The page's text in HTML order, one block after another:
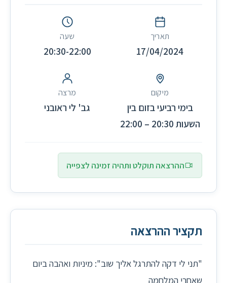
תאריך
17/04/2024
שעה
20:30-22:00
מיקום
בימי רביעי בזום בין
השעות 20:30 – 22:00
מרצה
גב' לי ראובני
ההרצאה תוקלט ותהיה זמינה לצפייה
תקציר ההרצאה
"תני לי דקה להתרגל אליך שוב": מיניות ואהבה ביום
שאחרי המלחמה